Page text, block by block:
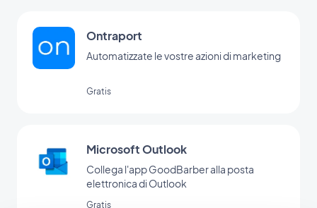
Ontraport
Automatizzate le vostre azioni di marketing
Gratis
Microsoft Outlook
Collega l'app GoodBarber alla posta
elettronica di Outlook
Gratis